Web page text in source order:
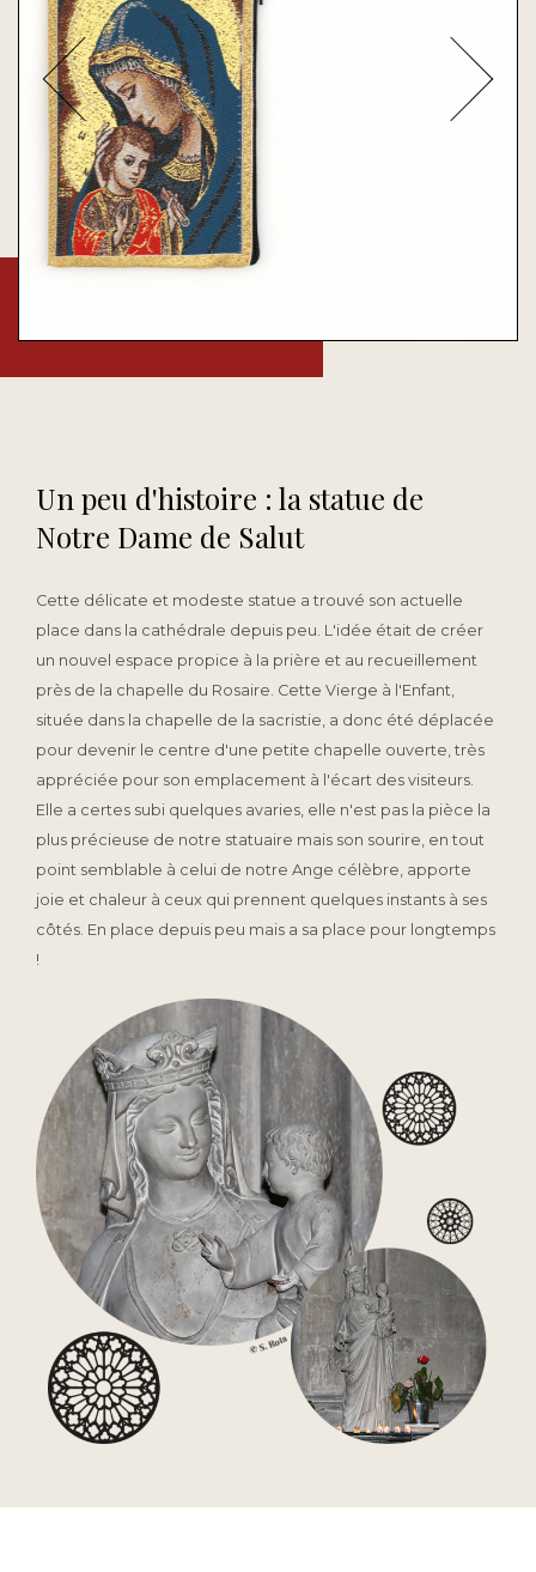
Un peu d'histoire : la statue de
Notre Dame de Salut
Cette délicate et modeste statue a trouvé son actuelle
place dans la cathédrale depuis peu. L'idée était de créer
un nouvel espace propice à la prière et au recueillement
près de la chapelle du Rosaire. Cette Vierge à l'Enfant,
située dans la chapelle de la sacristie, a donc été déplacée
pour devenir le centre d'une petite chapelle ouverte, très
appréciée pour son emplacement à l'écart des visiteurs.
Elle a certes subi quelques avaries, elle n'est pas la pièce la
plus précieuse de notre statuaire mais son sourire, en tout
point semblable à celui de notre Ange célèbre, apporte
joie et chaleur à ceux qui prennent quelques instants à ses
côtés. En place depuis peu mais a sa place pour longtemps
!